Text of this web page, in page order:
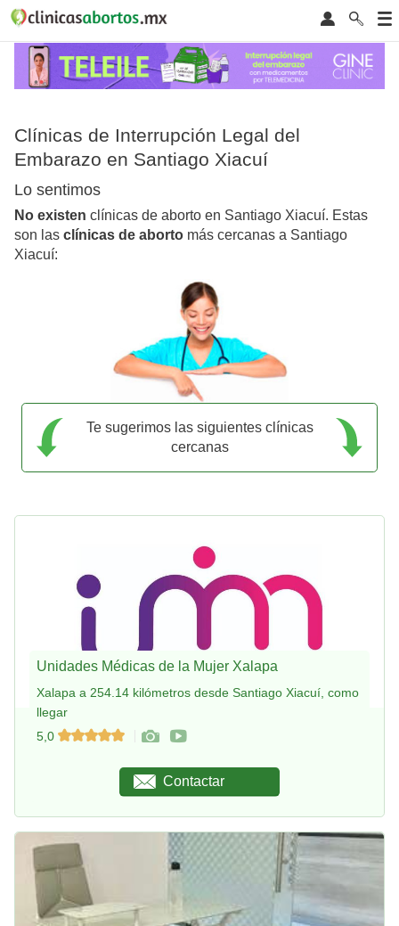
Clínicas de Interrupción Legal del
Embarazo en Santiago Xiacuí
Lo sentimos
No existen clínicas de aborto en Santiago Xiacuí. Estas
son las clínicas de aborto más cercanas a Santiago
Xiacuí:
Te sugerimos las siguientes clínicas
cercanas
Unidades Médicas de la Mujer Xalapa
Xalapa a 254.14 kilómetros desde Santiago Xiacuí, como
llegar
5,0
Contactar